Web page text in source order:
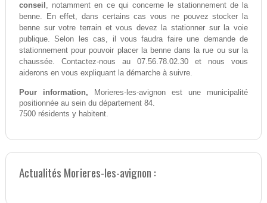
conseil , notamment en ce qui concerne le stationnement de la
benne. En effet, dans certains cas vous ne pouvez stocker la
benne sur votre terrain et vous devez la stationner sur la voie
publique. Selon les cas, il vous faudra faire une demande de
stationnement pour pouvoir placer la benne dans la rue ou sur la
chaussée. Contactez-nous au 07.56.78.02.30 et nous vous
aiderons en vous expliquant la démarche à suivre.
Pour information, Morieres-les-avignon est une municipalité
positionnée au sein du département 84.
7500 résidents y habitent.
Actualités Morieres-les-avignon :